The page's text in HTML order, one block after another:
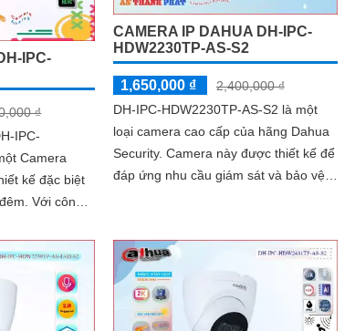
IPC-
₫
IPC-
Camera
kế đặc biệt
công
CAMERA IP DAHUA DH-IPC-
HDW2230TP-AS-S2
1,650,000 ₫
2,400,000 ₫
DH-IPC-HDW2230TP-AS-S2 là một
loại camera cao cấp của hãng Dahua
Security. Camera này được thiết kế để
đáp ứng nhu cầu giám sát và bảo vệ